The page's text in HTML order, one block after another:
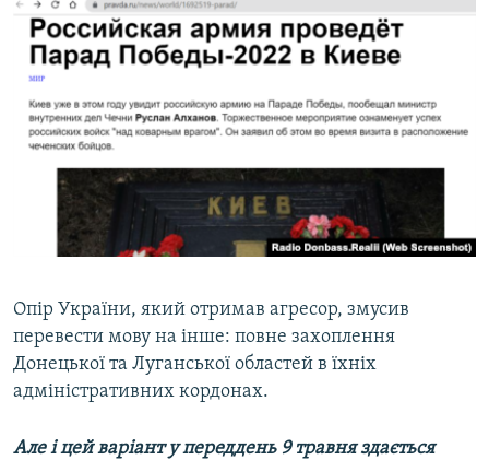
Опір України, який отримав агресор, змусив
перевести мову на інше: повне захоплення
Донецької та Луганської областей в їхніх
адміністративних кордонах.
Але і цей варіант у переддень 9 травня здається